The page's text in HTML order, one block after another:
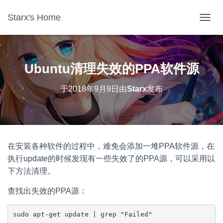
Starx's Home
Ubuntu清理失效的PPA软件源
于2018年9月9日 由Starx发布
在安装各种软件的过程中，难免会添加一堆PPA软件源，在
执行update的时候发现有一些失效了的PPA源，可以采用以
下方法清理。
查找出失效的PPA源：
sudo apt-get update | grep "Failed"